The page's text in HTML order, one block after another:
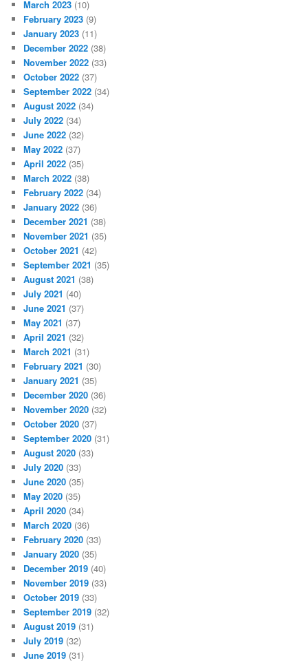
March 2023 (10)
February 2023 (9)
January 2023 (11)
December 2022 (38)
November 2022 (33)
October 2022 (37)
September 2022 (34)
August 2022 (34)
July 2022 (34)
June 2022 (32)
May 2022 (37)
April 2022 (35)
March 2022 (38)
February 2022 (34)
January 2022 (36)
December 2021 (38)
November 2021 (35)
October 2021 (42)
September 2021 (35)
August 2021 (38)
July 2021 (40)
June 2021 (37)
May 2021 (37)
April 2021 (32)
March 2021 (31)
February 2021 (30)
January 2021 (35)
December 2020 (36)
November 2020 (32)
October 2020 (37)
September 2020 (31)
August 2020 (33)
July 2020 (33)
June 2020 (35)
May 2020 (35)
April 2020 (34)
March 2020 (36)
February 2020 (33)
January 2020 (35)
December 2019 (40)
November 2019 (33)
October 2019 (33)
September 2019 (32)
August 2019 (31)
July 2019 (32)
June 2019 (31)